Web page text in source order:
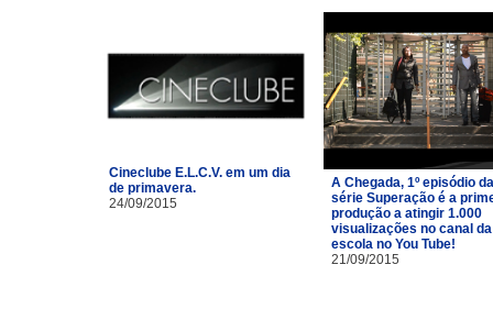
Cineclube E.L.C.V. em um dia
de primavera.
24/09/2015
A Chegada, 1º episódio
série Superação é a
produção a atingir 1.000
visualizações no canal da
escola no You Tube!
21/09/2015